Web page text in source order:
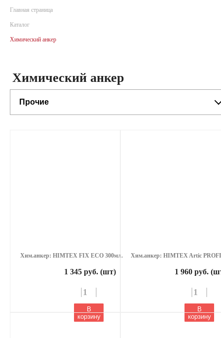
Главная страница
Каталог
Химический анкер
Химический анкер
Прочие
Хим.анкер: HIMTEX FIX ECO 300мл.
1 345 руб. (шт)
В
корзину
Хим.анкер: HIMTEX Artic
1 960 руб.
В
корзину